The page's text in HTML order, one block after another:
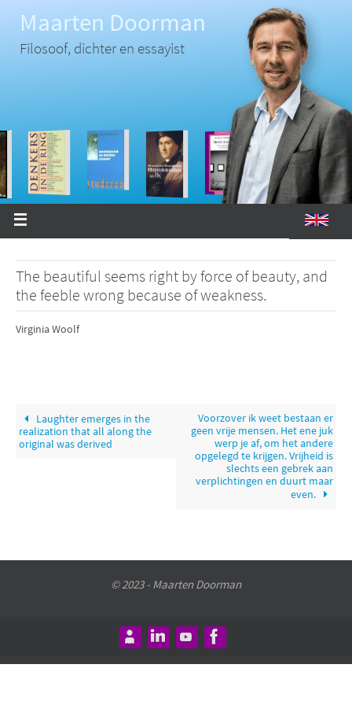
inhoud
Maarten Doorman
Filosoof, dichter en essayist
The beautiful seems right by force of beauty, and
the feeble wrong because of weakness.
Virginia Woolf
Laughter emerges in the
realization that all along the
original was derived
Voorzover ik weet bestaan er
geen vrije mensen. Het ene juk
werp je af, om het andere
opgelegd te krijgen. Vrijheid is
slechts een gebrek aan
verplichtingen en duurt maar
even.
© 2023 - Maarten Doorman